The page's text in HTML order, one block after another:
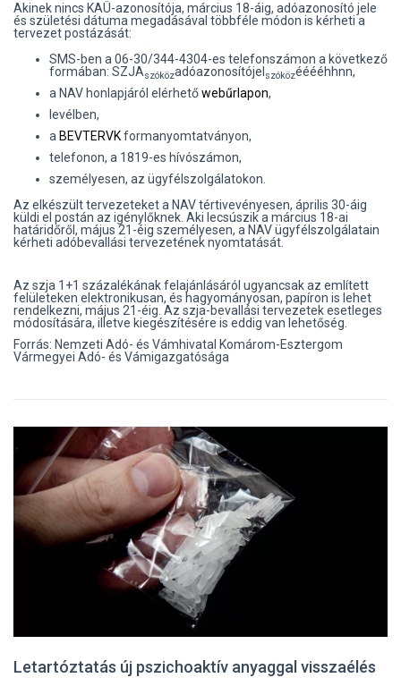
Akinek nincs KAÜ-azonosítója, március 18-áig, adóazonosító jele
és születési dátuma megadásával többféle módon is kérheti a
tervezet postázását:
SMS-ben a 06-30/344-4304-es telefonszámon a következő
formában: SZJAszóközadóazonosítójel szóközééééhhnn,
a NAV honlapjáról elérhetőwebűrlapon,
levélben,
a BEVTERVKformanyomtatványon,
telefonon, a 1819-es hívószámon,
személyesen, az ügyfélszolgálatokon.
Az elkészült tervezeteket a NAV tértivevényesen, április 30-áig
küldi el postán az igénylőknek. Aki lecsúszik a március 18-ai
határidőről, május 21-éig személyesen, a NAV ügyfélszolgálatain
kérheti adóbevallási tervezetének nyomtatását.
Az szja 1+1 százalékának felajánlásáról ugyancsak az említett
felületeken elektronikusan, és hagyományosan, papíron is lehet
rendelkezni, május 21-éig. Az szja-bevallási tervezetek esetleges
módosítására, illetve kiegészítésére is eddig van lehetőség.
Forrás: Nemzeti Adó- és Vámhivatal Komárom-Esztergom
Vármegyei Adó- és Vámigazgatósága
Letartóztatás új pszichoaktív anyaggal visszaélés